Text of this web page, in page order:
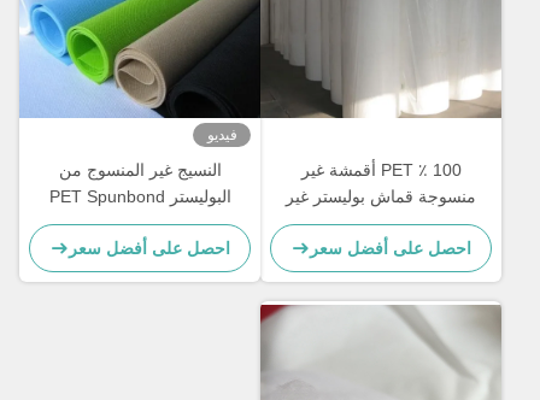
100 ٪ PET أقمشة غير
منسوجة قماش بوليستر غير
منسوج لون القماش حسب
الطلب
احصل على أفضل سعر
فيديو
النسيج غير المنسوج من
البوليستر PET Spunbond
مناسب لتزيين الجدران
احصل على أفضل سعر